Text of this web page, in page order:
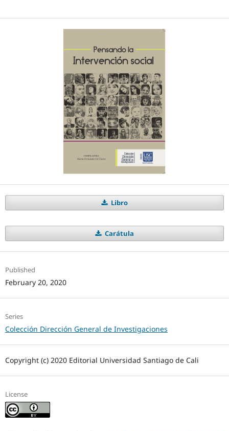
Libro
Carátula
Published
February 20, 2020
Series
Colección Dirección General de Investigaciones
Copyright (c) 2020 Editorial Universidad Santiago de Cali
License